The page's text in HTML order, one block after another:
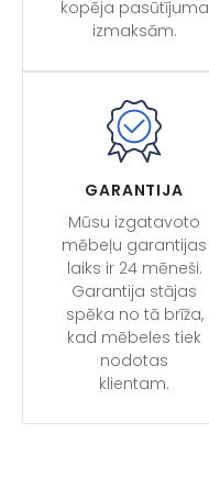
kopēja pasūtījuma
izmaksām.
GARANTIJA
Mūsu izgatavoto
mēbeļu garantijas
laiks ir 24 mēneši.
Garantija stājas
spēka no tā brīža,
kad mēbeles tiek
nodotas
klientam.